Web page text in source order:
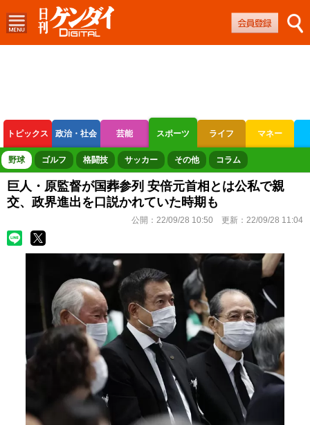
トピックス 政治・社会 芸能 スポーツ ライフ マネー
ボートレース 競輪 オートレース
野球 ゴルフ 格闘技 サッカー その他 コラム
巨人・原監督が国葬参列 安倍元首相とは公私で親
交、政界進出を口説かれていた時期も
公開： 22/09/28 10:50 更新： 22/09/28 11:04